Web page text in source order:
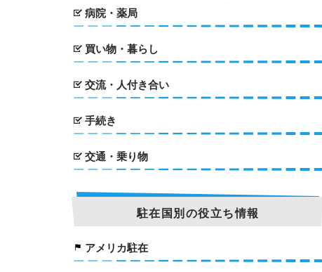
病院・薬局
買い物・暮らし
交流・人付き合い
手続き
交通・乗り物
駐在国別の役立ち情報
アメリカ駐在